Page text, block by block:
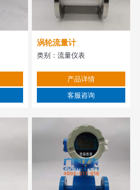
涡轮流量计
类别：流量仪表
产品详情
客服咨询